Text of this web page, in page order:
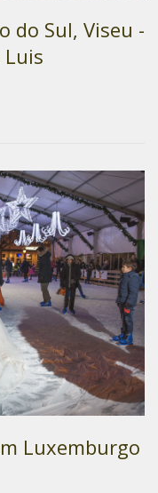
do Sul, Viseu -
Luxemburgo